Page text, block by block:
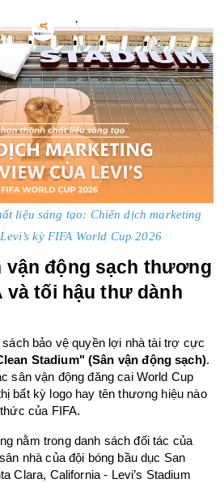
liệu sáng tạo: Chiến dịch marketing
kỳ FIFA World Cup 2026
vận động sạch thương
và tối hậu thư dành
sách bảo vệ quyền lợi nhà tài trợ cực
Stadium" (Sân vận động sạch).
sân vận động đăng cai World Cup
bất kỳ logo hay tên thương hiệu nào
của FIFA.
nằm trong danh sách đối tác của
nhà của đội bóng bầu dục San
Clara, California - Levi’s Stadium